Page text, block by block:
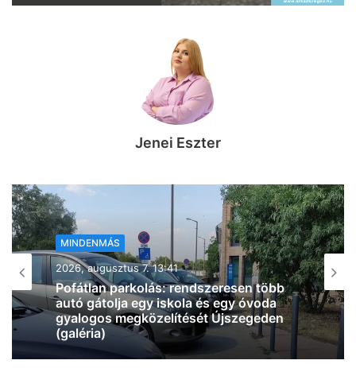
Jenei Eszter
MINDENMÁS
2026, augusztus 7. 11:29
Négyes karambol történt az M5-ösön,
alakul a torlódás